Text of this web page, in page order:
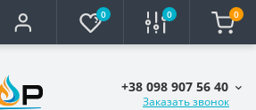
0 0 0
+38 098 907 56 40
Заказать звонок